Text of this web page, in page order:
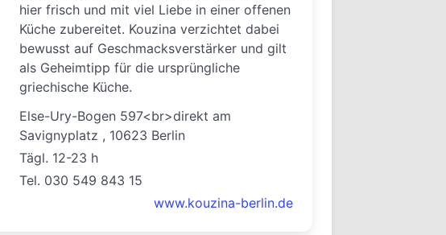
hier frisch und mit viel Liebe in einer offenen
Küche zubereitet. Kouzina verzichtet dabei
bewusst auf Geschmacksverstärker und gilt
als Geheimtipp für die ursprüngliche
griechische Küche.
Else-Ury-Bogen 597<br>direkt am
Savignyplatz , 10623 Berlin
Tägl. 12-23 h
Tel. 030 549 843 15
www.kouzina-berlin.de